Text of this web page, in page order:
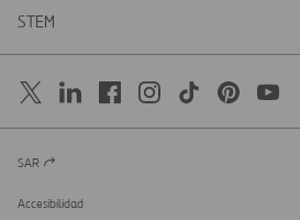
STEM
Abrir
una
nueva
SAR
Accesibilidad